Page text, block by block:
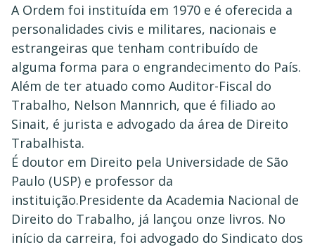
A Ordem foi instituída em 1970 e é oferecida a
personalidades civis e militares, nacionais e
estrangeiras que tenham contribuído de
alguma forma para o engrandecimento do País.
Além de ter atuado como Auditor-Fiscal do
Trabalho, Nelson Mannrich, que é filiado ao
Sinait, é jurista e advogado da área de Direito
Trabalhista.
É doutor em Direito pela Universidade de São
Paulo (USP) e professor da
instituição.Presidente da Academia Nacional de
Direito do Trabalho, já lançou onze livros. No
início da carreira, foi advogado do Sindicato dos